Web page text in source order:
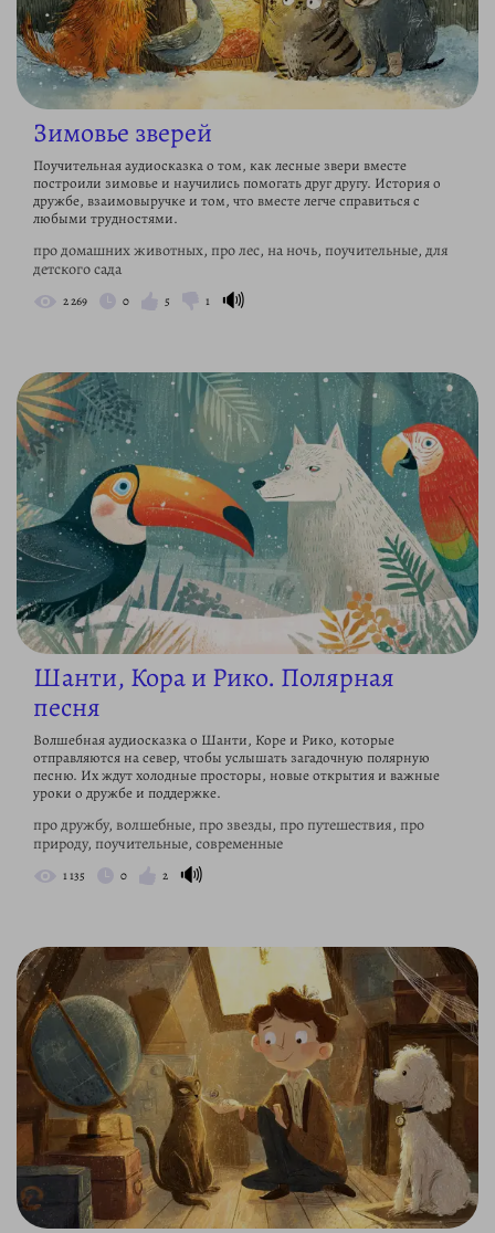
Зимовье зверей
Поучительная аудиосказка о том, как лесные звери вместе
построили зимовье и научились помогать друг другу. История о
дружбе, взаимовыручке и том, что вместе легче справиться с
любыми трудностями.
про домашних животных, про лес, на ночь, поучительные, для
детского сада
2 269 0 5 1 🔊
Шанти, Кора и Рико. Полярная
песня
Волшебная аудиосказка о Шанти, Коре и Рико, которые
отправляются на север, чтобы услышать загадочную полярную
песню. Их ждут холодные просторы, новые открытия и важные
уроки о дружбе и поддержке.
про дружбу, волшебные, про звезды, про путешествия, про
природу, поучительные, современные
1 135 0 2 🔊